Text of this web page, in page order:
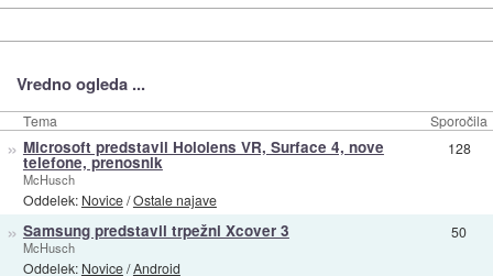
Vredno ogleda ...
Tema Sporočila
» Microsoft predstavil Hololens VR, Surface 4, nove
telefone, prenosnik
McHusch
Oddelek: Novice/Ostale najave
128
» Samsung predstavil trpežni Xcover 3
McHusch
Oddelek: Novice/Android
50